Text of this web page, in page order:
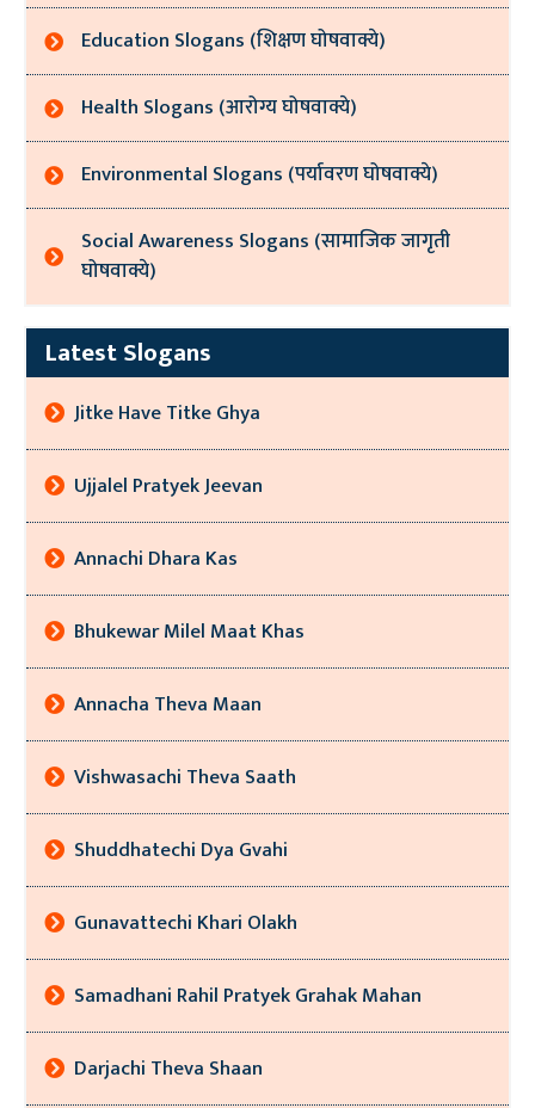
Education Slogans (शिक्षण घोषवाक्ये)
Health Slogans (आरोग्य घोषवाक्ये)
Environmental Slogans (पर्यावरण घोषवाक्ये)
Social Awareness Slogans (सामाजिक जागृती
घोषवाक्ये)
Latest Slogans
Jitke Have Titke Ghya
Ujjalel Pratyek Jeevan
Annachi Dhara Kas
Bhukewar Milel Maat Khas
Annacha Theva Maan
Vishwasachi Theva Saath
Shuddhatechi Dya Gvahi
Gunavattechi Khari Olakh
Samadhani Rahil Pratyek Grahak Mahan
Darjachi Theva Shaan